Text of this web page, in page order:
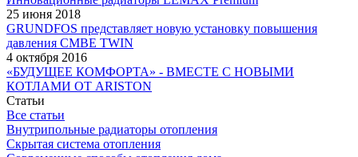
25 июня 2018
GRUNDFOS представляет новую установку повышения
давления CMBE TWIN
4 октября 2016
«БУДУЩЕЕ КОМФОРТА» - ВМЕСТЕ С НОВЫМИ
КОТЛАМИ ОТ ARISTON
Статьи
Все статьи
Внутрипольные радиаторы отопления
Скрытая система отопления